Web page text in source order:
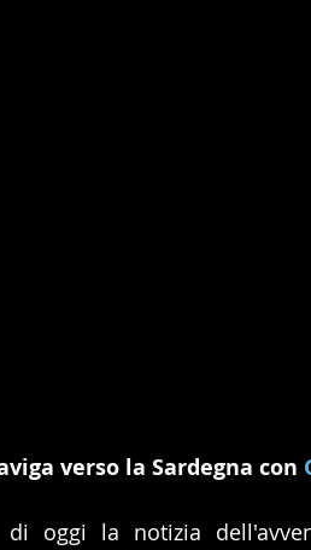
verso la Sardegna con
di oggi la notizia